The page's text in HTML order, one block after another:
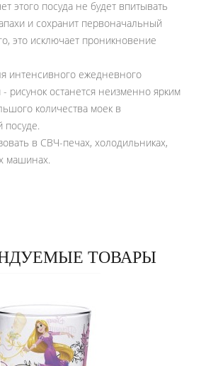
этого посуда не будет впитывать
и сохранит первоначальный
это исключает проникновение
интенсивного ежедневного
рисунок останется неизменно ярким
количества моек в
посуде.
в СВЧ-печах, холодильниках,
машинах.
ТОВАРЫ